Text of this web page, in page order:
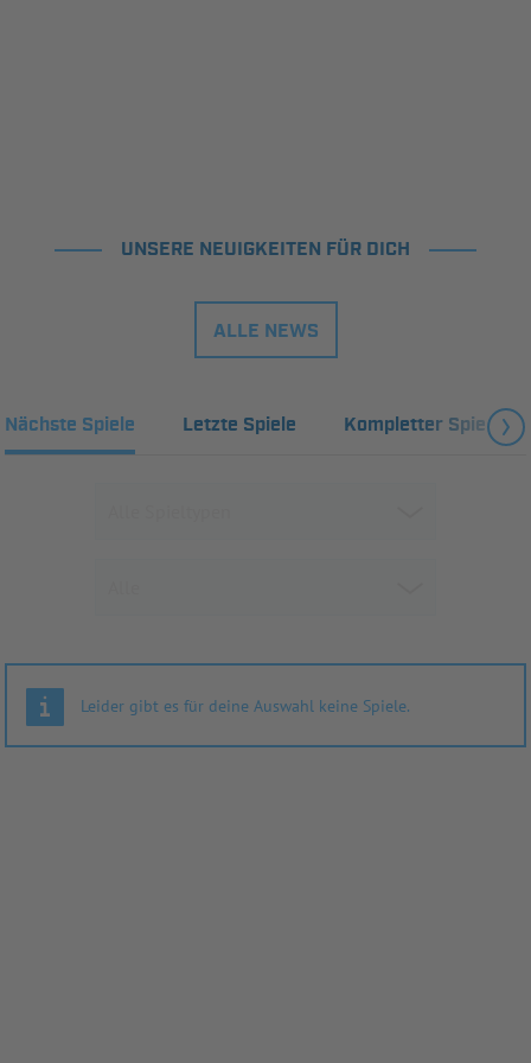
UNSERE NEUIGKEITEN FÜR DICH
ALLE NEWS
Nächste Spiele Letzte Spiele Kompletter Spielplan
Leider gibt es für deine Auswahl keine Spiele.